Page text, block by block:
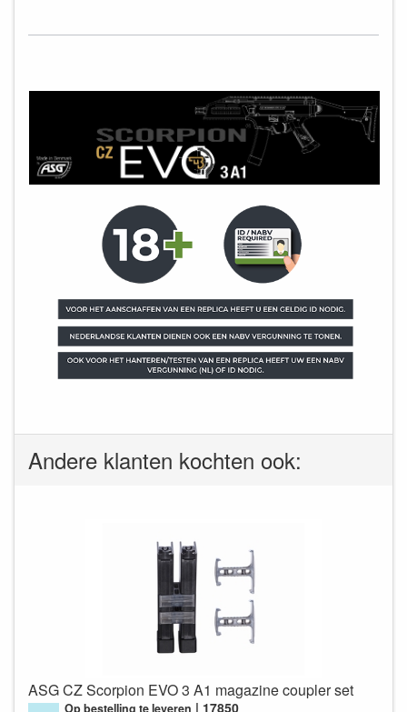
Andere klanten kochten ook:
ASG CZ Scorpion EVO 3 A1 magazine coupler set
17850